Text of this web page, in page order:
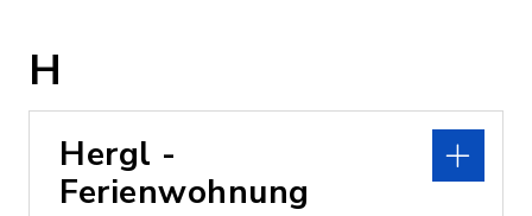
H
Hergl -
Ferienwohnung